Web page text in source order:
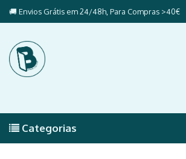
🚚 Envios Grátis em 24/48h, Para Compras >40€
Categorias